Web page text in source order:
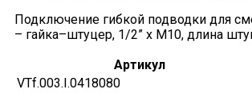
Подключение гибкой подводки для
– гайка–штуцер, 1/2” х M10, длина
Артикул
VTf.003.I.0418080